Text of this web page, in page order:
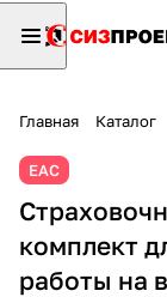
Главная Каталог
ЕАС
комплект
работы на